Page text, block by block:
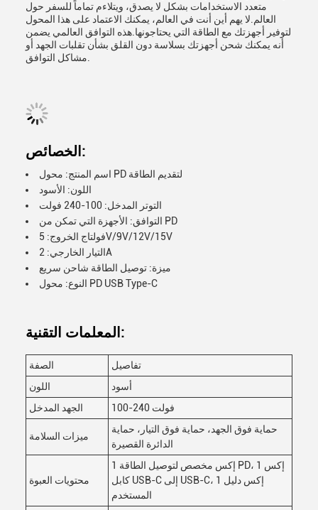
متعدد الاستخدامات بشكل لا يصدق، ويتلاءم تماماً للسفر حول
العالم.لا يهم أين أنت في العالم، يمكنك الاعتماد على هذا المحول
لتوفير أجهزتك مع الطاقة التي يحتاجونها.هذه التوافق العالمي يضمن
أنه يمكنك شحن أجهزتك بسلاسة دون القلق بشأن تقلبات الجهد أو
الخصائص:
اسم المنتج: محول PD لتقديم الطاقة
اللون: الأسود
التوتر المدخل: 100-240 فولت
التوافق: الأجهزة التي تمكن من PD
فولتاج الخروج: 5V/9V/12V/15V
التيار الخارجي: 2A
ميزة: توصيل الطاقة شاحن سريع
النوع: محول PD USB Type-C
المعلمات التقنية:
الصفة
تفاصيل
اللون
أسود
الجهد المدخل
100-240 فولت
ميزات السلامة
حماية فوق الجهد، حماية فوق التيار، حماية
الدائرة القصيرة
محتويات العبوة
1 إكس مخصص لتوصيل الطاقة PD، 1 إكس
كابل USB-C إلى USB-C، 1 إكس دليل
المستخدم